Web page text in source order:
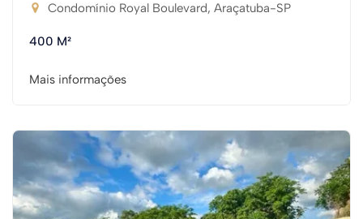
Condomínio Royal Boulevard, Araçatuba-SP
400 M²
Mais informações